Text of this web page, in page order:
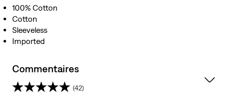
100% Cotton
Cotton
Sleeveless
Imported
Commentaires
(42)